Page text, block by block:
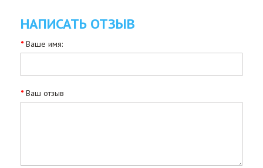
НАПИСАТЬ ОТЗЫВ
Ваше имя:
Ваш отзыв